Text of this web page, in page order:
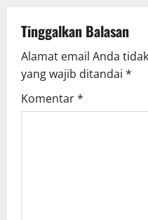
v
i
g
Tinggalkan Balasan
Alamat email Anda
yang wajib ditandai *
Komentar*